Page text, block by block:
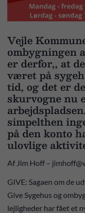
Vejle
ombygningen
er derfor,, at
været på
tid, og det er
skurvogne nu
simpelthen
på den konto
ulovlige
Af Jim Hoff –
GIVE: Sagaen om de
Give Sygehus og
lejligheder har fået et